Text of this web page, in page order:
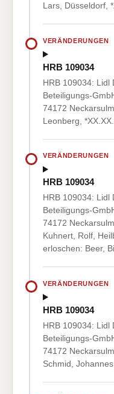
Lars, Düsseldorf,
VERÄNDERUNGEN
HRB 109034
HRB 109034: Lidl
Beteiligungs-
74172
Leonberg,
VERÄNDERUNGEN
HRB 109034
HRB 109034: Lidl
Beteiligungs-
74172
Kuhnert, Rolf,
erloschen: Beer,
VERÄNDERUNGEN
HRB 109034
HRB 109034: Lidl
Beteiligungs-
74172
Schmid,